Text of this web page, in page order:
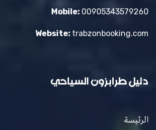
Mobile: 00905343579260
Website: trabzonbooking.com
دليل طرابزون السياحي
الرئيسة